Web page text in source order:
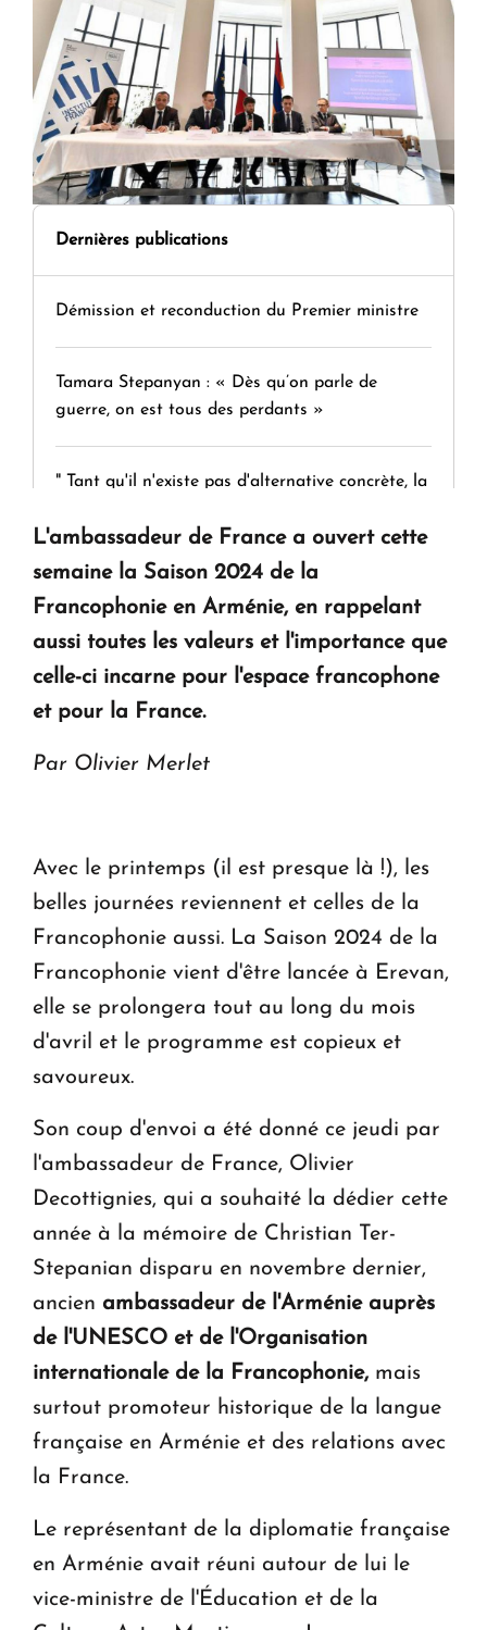
Dernières publications
Démission et reconduction du Premier ministre
Tamara Stepanyan : « Dès qu’on parle de
guerre, on est tous des perdants »
" Tant qu'il n'existe pas d'alternative concrète, la
KASA : 30 ans d'audace, de résilience et d'avenir
en Arménie
Le premier hôtel Hyatt Regency d'Arménie
ouvrira ses portes à Dilijan
L'ambassadeur de France a ouvert cette
semaine la Saison 2024 de la
Francophonie en Arménie, en rappelant
aussi toutes les valeurs et l'importance que
celle-ci incarne pour l'espace francophone
et pour la France.
Par Olivier Merlet
Avec le printemps (il est presque là !), les
belles journées reviennent et celles de la
Francophonie aussi. La Saison 2024 de la
Francophonie vient d'être lancée à Erevan,
elle se prolongera tout au long du mois
d'avril et le programme est copieux et
savoureux.
Son coup d'envoi a été donné ce jeudi par
l'ambassadeur de France, Olivier
Decottignies, qui a souhaité la dédier cette
année à la mémoire de Christian Ter-
Stepanian disparu en novembre dernier,
ancien ambassadeur de l'Arménie auprès
de l'UNESCO et de l'Organisation
internationale de la Francophonie,mais
surtout promoteur historique de la langue
française en Arménie et des relations avec
la France.
Le représentant de la diplomatie française
en Arménie avait réuni autour de lui le
vice-ministre de l'Éducation et de la